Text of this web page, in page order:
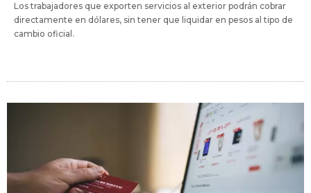
Los trabajadores que exporten servicios al exterior podrán cobrar
directamente en dólares, sin tener que liquidar en pesos al tipo de
cambio oficial.